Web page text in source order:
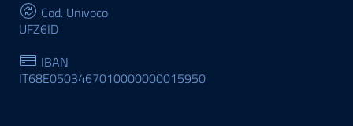
Cod. Univoco
UFZ6ID
IBAN
IT68E0503467010000000015950